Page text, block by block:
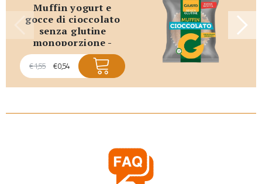
muffin yogurt e
gocce di cioccolato
senza glutine
monoporzione -
promo scadenza
breve
€1,55 €0,54